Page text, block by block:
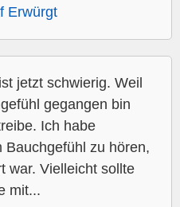
Erwürgt
jetzt schwierig. Weil
gegangen bin
Ich habe
zu hören,
war. Vielleicht sollte
mit...